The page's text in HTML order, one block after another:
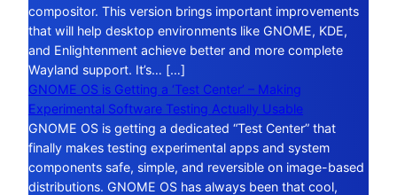
compositor. This version brings important improvements
that will help desktop environments like GNOME, KDE,
and Enlightenment achieve better and more complete
Wayland support. It’s… […]
GNOME OS is Getting a ‘Test Center’ – Making
Experimental Software Testing Actually Usable
GNOME OS is getting a dedicated “Test Center” that
finally makes testing experimental apps and system
components safe, simple, and reversible on image-based
distributions. GNOME OS has always been that cool,